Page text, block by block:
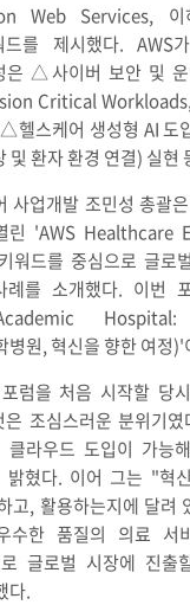
Web Services,
를 제시했다. AWS
은 △사이버 보안 및
Critical
헬스케어 생성형 AI 도
환자 환경 연결) 실현
사업개발 조민성 총괄
린 'AWS Healthcare
워드를 중심으로 글로
례를 소개했다. 이번
원, 혁신을 향한 여정)'
럼을 처음 시작할 당
은 조심스러운 분위기
클라우드 도입이 가능
혔다. 이어 그는 "혁
고, 활용하는지에 달려
수한 품질의 의료 서
글로벌 시장에 진출
다.